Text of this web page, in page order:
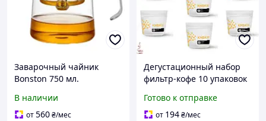
Заварочный чайник
Bonston 750 мл.
В наличии
от560₴/мес
Дегустационный набор
фильтр-кофе 10 упаковок
истинных ценителей
кофе
Готово к отправке
от 194₴/мес